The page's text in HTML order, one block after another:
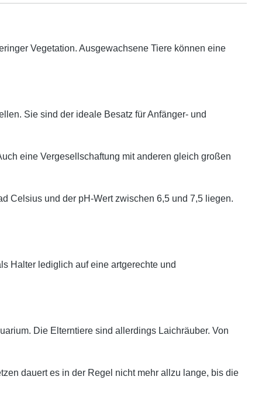
Vegetation. Ausgewachsene Tiere können eine
Sie sind der ideale Besatz für Anfänger- und
eine Vergesellschaftung mit anderen gleich großen
Celsius und der pH-Wert zwischen 6,5 und 7,5 liegen.
Halter lediglich auf eine artgerechte und
Die Elterntiere sind allerdings Laichräuber. Von
dauert es in der Regel nicht mehr allzu lange, bis die